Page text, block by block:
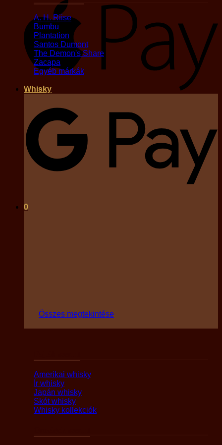
0
A. H. Riise
Bumbu
Plantation
Santos Dumont
The Demon's Share
Zacapa
Egyéb márkák
Whisky
Összes megtekintése
Amerikai whisky
Ír whisky
Japán whisky
Skót whisky
Whisky kollekciók